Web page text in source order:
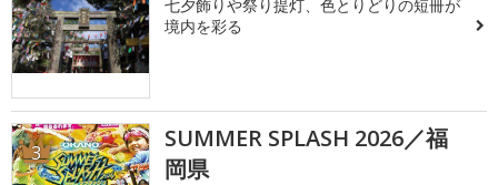
七夕飾りや祭り提灯、色とりどりの短冊が
境内を彩る
3
SUMMER SPLASH 2026／福
岡県